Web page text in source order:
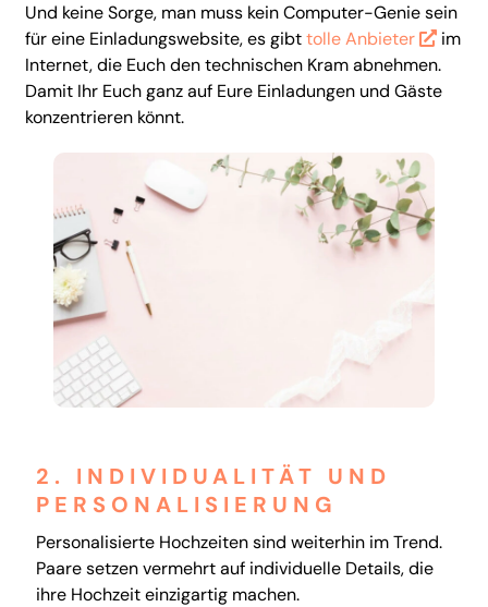
Und keine Sorge, man muss kein Computer-Genie sein
für eine Einladungswebsite, es gibttolle Anbieter
im
Internet, die Euch den technischen Kram abnehmen.
Damit Ihr Euch ganz auf Eure Einladungen und Gäste
konzentrieren könnt.
2. INDIVIDUALITÄT UND
PERSONALISIERUNG
Personalisierte Hochzeiten sind weiterhin im Trend.
Paare setzen vermehrt auf individuelle Details, die
ihre Hochzeit einzigartig machen.